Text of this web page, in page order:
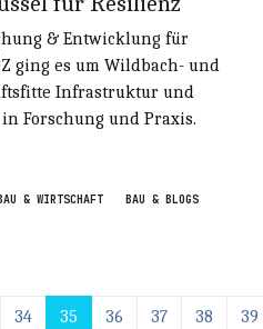
& Entwicklung für
ging es um Wildbach- und
Infrastruktur und
Forschung und Praxis.
BAU & WIRTSCHAFT BAU & BLOGS
34 35 36 37 38 39